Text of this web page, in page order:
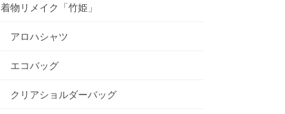
着物リメイク「竹姫」
アロハシャツ
エコバッグ
クリアショルダーバッグ